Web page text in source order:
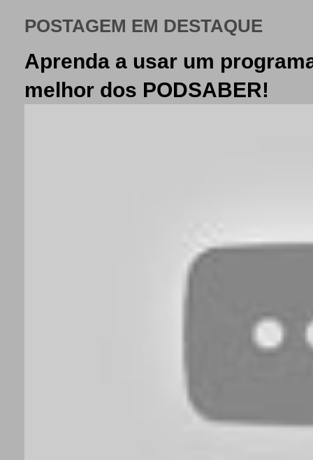
POSTAGEM EM DESTAQUE
Aprenda a usar um
melhor dos PODSABER!